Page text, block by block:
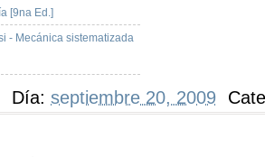
[9na Ed.]
- Mecánica sistematizada
Día: septiembre 20, 2009